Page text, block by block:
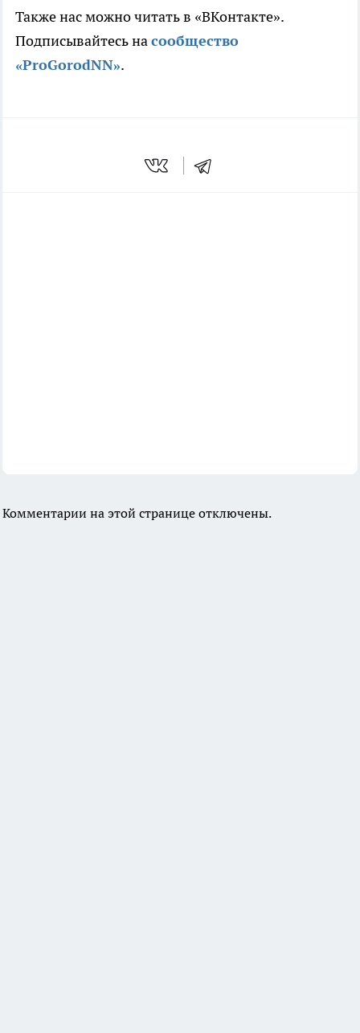
Также нас можно читать в «ВКонтакте».
Подписывайтесь насообщество
«ProGorodNN».
Комментарии на этой странице отключены.